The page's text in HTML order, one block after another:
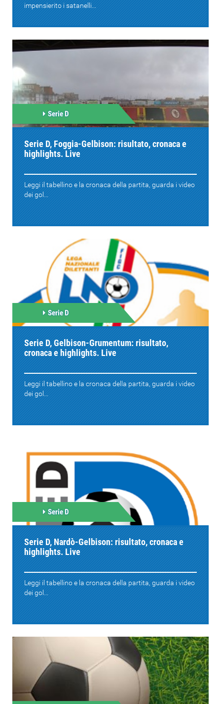
impensierito i satanelli...
Serie D
Serie D, Foggia-Gelbison: risultato, cronaca e
highlights. Live
Leggi il tabellino e la cronaca della partita, guarda i video
dei gol...
Serie D
Serie D, Gelbison-Grumentum: risultato,
cronaca e highlights. Live
Leggi il tabellino e la cronaca della partita, guarda i video
dei gol...
Serie D
Serie D, Nardò-Gelbison: risultato, cronaca e
highlights. Live
Leggi il tabellino e la cronaca della partita, guarda i video
dei gol...